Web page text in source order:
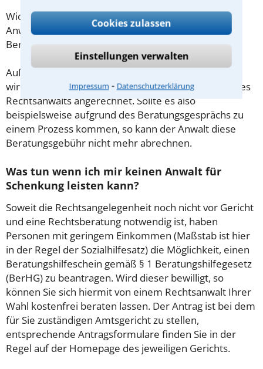
Cookies zulassen
Einstellungen verwalten
Impressum ⁃ Datenschutzerklärung
Wichtig daher: Klären Sie die Kostenfrage mit Ihrem
Anwalt aus Günzburg schon zu Beginn der ersten
Beratung.
Außerdem gut zu wissen: Gemäß § 34 Absatz 2 RVG
wird die Beratungsgebühr auf weitere Tätigkeiten des
Rechtsanwalts angerechnet. Sollte es also
beispielsweise aufgrund des Beratungsgesprächs zu
einem Prozess kommen, so kann der Anwalt diese
Beratungsgebühr nicht mehr abrechnen.
Was tun wenn ich mir keinen Anwalt für
Schenkung leisten kann?
Soweit die Rechtsangelegenheit noch nicht vor Gericht
und eine Rechtsberatung notwendig ist, haben
Personen mit geringem Einkommen (Maßstab ist hier
in der Regel der Sozialhilfesatz) die Möglichkeit, einen
Beratungshilfeschein gemäß § 1 Beratungshilfegesetz
(BerHG) zu beantragen. Wird dieser bewilligt, so
können Sie sich hiermit von einem Rechtsanwalt Ihrer
Wahl kostenfrei beraten lassen. Der Antrag ist bei dem
für Sie zuständigen Amtsgericht zu stellen,
entsprechende Antragsformulare finden Sie in der
Regel auf der Homepage des jeweiligen Gerichts.